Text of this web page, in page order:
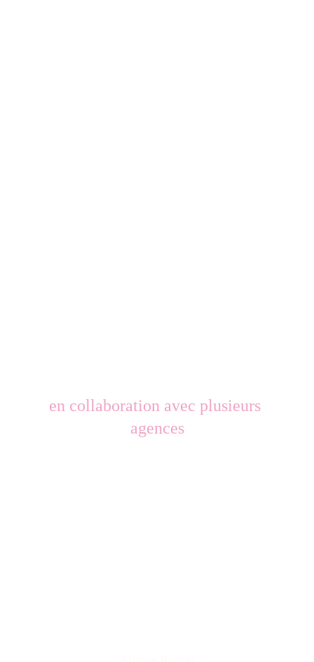
en collaboration avec plusieurs
agences